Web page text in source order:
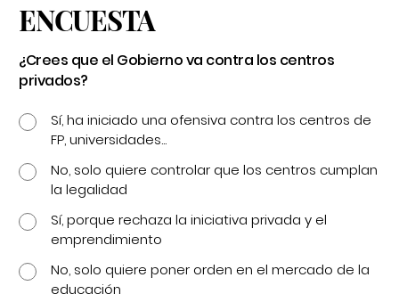
ENCUESTA
¿Crees que el Gobierno va contra los centros
privados?
Sí, ha iniciado una ofensiva contra los centros de
FP, universidades...
No, solo quiere controlar que los centros cumplan
la legalidad
Sí, porque rechaza la iniciativa privada y el
emprendimiento
No, solo quiere poner orden en el mercado de la
educación